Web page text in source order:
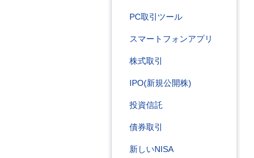
PC取引ツール
スマートフォンアプリ
株式取引
IPO(新規公開株)
投資信託
債券取引
新しいNISA